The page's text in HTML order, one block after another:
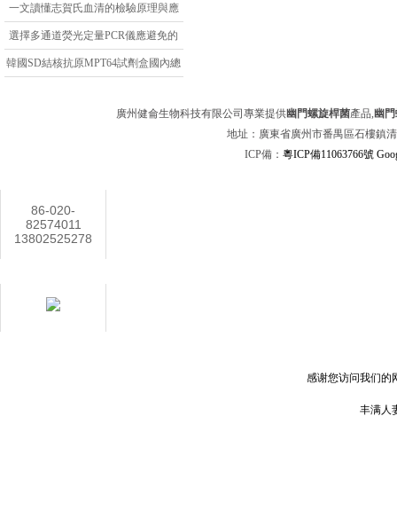
異性
一文讀懂志賀氏血清的檢驗原理與應
用
選擇多通道熒光定量PCR儀應避免的
兩個誤區
韓國SD結核抗原MPT64試劑盒國內總
廣州健侖生物科技有限公司專業提供幽門螺旋桿菌產品, 幽
地址：廣東省廣州市番禺區石樓鎮
ICP備：粵ICP備11063766號
86-020-
82574011
13802525278
感谢您访问我们的
丰满人